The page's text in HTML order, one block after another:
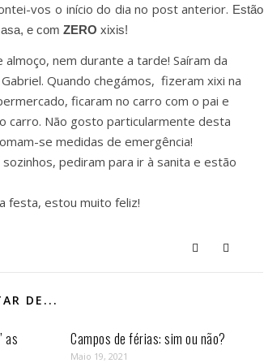
vos o início do dia no post anterior. Estão
e com ZERO xixis!
nem durante a tarde! Saíram da
Quando chegámos, fizeram xixi na
ficaram no carro com o pai e
carro. Não gosto particularmente desta
se medidas de emergência!
pediram para ir à sanita e estão
festa, estou muito feliz!
DE...
as
Campos de férias: sim ou não?
Maio 19, 2021